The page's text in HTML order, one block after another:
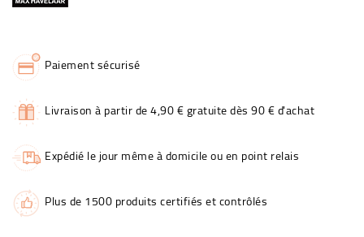
Paiement sécurisé
Livraison à partir de 4,90 € gratuite dès 90 € d'achat
Expédié le jour même à domicile ou en point relais
Plus de 1500 produits certifiés et contrôlés